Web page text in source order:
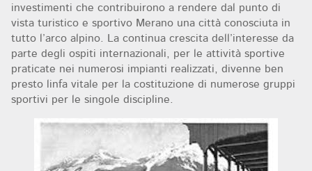
investimenti che contribuirono a rendere dal punto di
vista turistico e sportivo Merano una città conosciuta in
tutto l’arco alpino. La continua crescita dell’interesse da
parte degli ospiti internazionali, per le attività sportive
praticate nei numerosi impianti realizzati, divenne ben
presto linfa vitale per la costituzione di numerose gruppi
sportivi per le singole discipline.